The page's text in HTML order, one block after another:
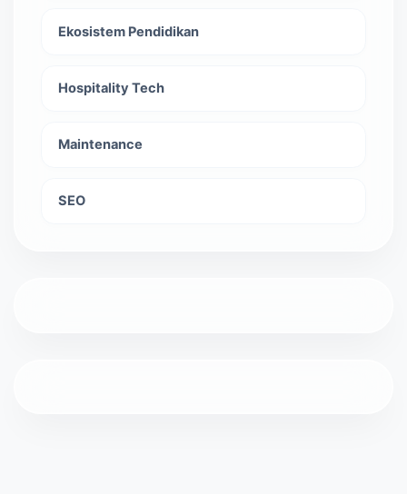
Ekosistem Pendidikan
Hospitality Tech
Maintenance
SEO